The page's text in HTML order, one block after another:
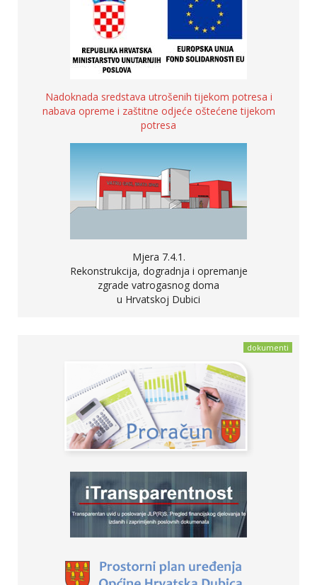
Nadoknada sredstava utrošenih tijekom potresa i
nabava opreme i zaštitne odjeće oštećene tijekom
potresa
Mjera 7.4.1.
Rekonstrukcija, dogradnja i opremanje
zgrade vatrogasnog doma
u Hrvatskoj Dubici
dokumenti